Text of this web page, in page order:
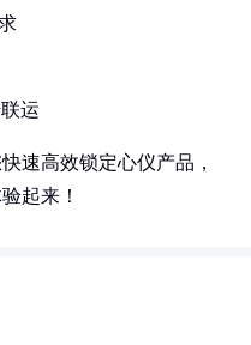
运
速高效锁定心仪产品，
起来！